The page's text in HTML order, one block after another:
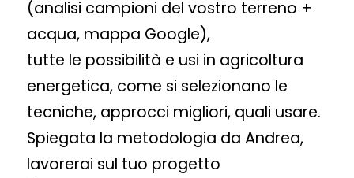
(analisi campioni del vostro terreno +
acqua, mappa Google),
tutte le possibilità e usi in agricoltura
energetica, come si selezionano le
tecniche, approcci migliori, quali usare.
Spiegata la metodologia da Andrea,
lavorerai sul tuo progetto